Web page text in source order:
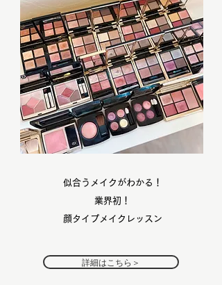
​似合うメイクがわかる！
業界初！
顔タイプメイクレッスン
詳細はこちら＞